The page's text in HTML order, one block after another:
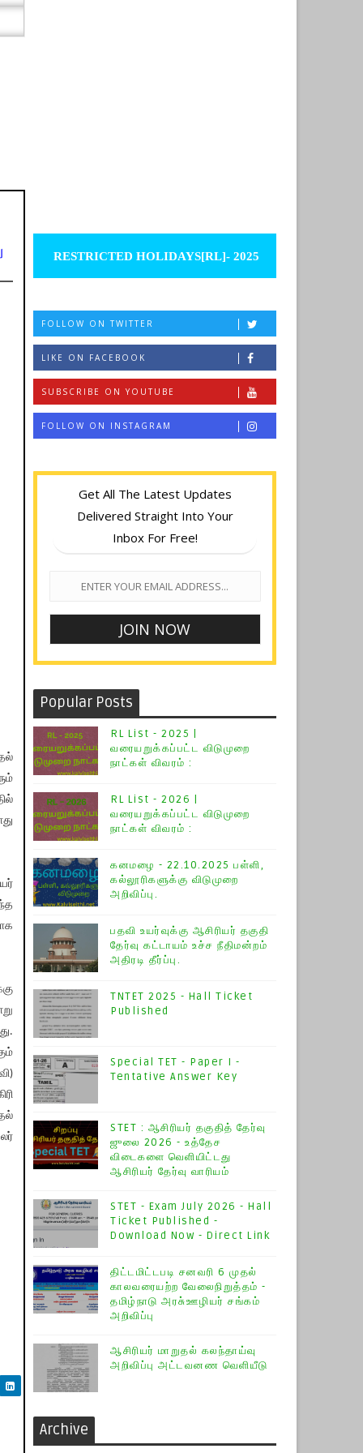
RESTRICTED HOLIDAYS[RL]- 2025
FOLLOW ON TWITTER
LIKE ON FACEBOOK
SUBSCRIBE ON YOUTUBE
FOLLOW ON INSTAGRAM
Get All The Latest Updates
Delivered Straight Into Your
Inbox For Free!
Popular Posts
RL List - 2025 |
வரையறுக்கப்பட்ட விடுமுறை
நாட்கள் விவரம் :
RL List - 2026 |
வரையறுக்கப்பட்ட விடுமுறை
நாட்கள் விவரம் :
கனமழை - 22.10.2025 பள்ளி,
கல்லூரிகளுக்கு விடுமுறை
அறிவிப்பு.
பதவி உயர்வுக்கு ஆசிரியர் தகுதி
தேர்வு கட்டாயம் உச்ச நீதிமன்றம்
அதிரடி தீர்ப்பு.
TNTET 2025 - Hall Ticket
Published
Special TET - Paper I -
Tentative Answer Key
STET : ஆசிரியர் தகுதித் தேர்வு
ஜுலை 2026 - உத்தேச
விடைகளை வெளியிட்டது
ஆசிரியர் தேர்வு வாரியம்
STET - Exam July 2026 - Hall
Ticket Published -
Download Now - Direct Link
திட்டமிட்டபடி சனவரி 6 முதல்
காலவரையற்ற வேலைநிறுத்தம் -
தமிழ்நாடு அரசு்ஊழியர் சங்கம்
அறிவிப்பு
ஆசிரியர் மாறுதல் கலந்தாய்வு
அறிவிப்பு அட்டவனண வெளியீடு
Archive